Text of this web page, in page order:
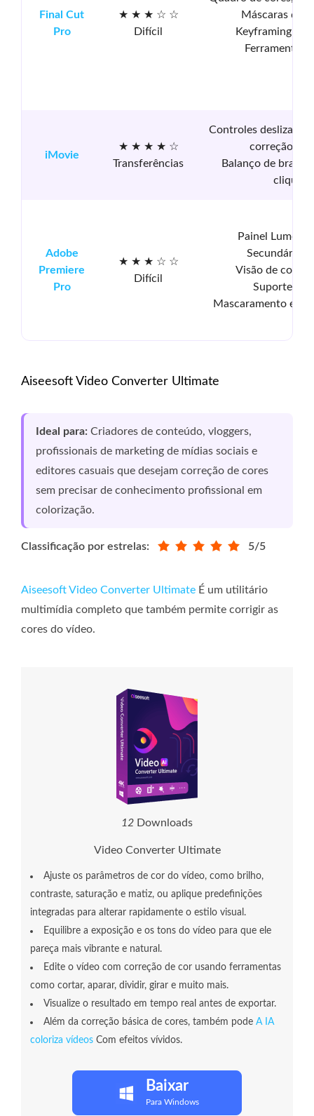
Final Cut
Pro
★ ★ ★ ☆ ☆
Difícil
Máscaras de
Keyframing
Ferramentas
iMovie
★ ★ ★ ★ ☆
Transferências
Controles
correção de
Balanço de
clique
Adobe
Premiere
Pro
★ ★ ★ ☆ ☆
Difícil
Painel Lumetri
Secundários
Visão de
Suporte a
Mascaramento e
Aiseesoft Video Converter Ultimate
Ideal para: Criadores de conteúdo, vloggers,
profissionais de marketing de mídias sociais e
editores casuais que desejam correção de cores
sem precisar de conhecimento profissional em
colorização.
Classificação por estrelas: 5/5
Aiseesoft Video Converter Ultimate É um utilitário
multimídia completo que também permite corrigir as
cores do vídeo.
17 Downloads
Video Converter Ultimate
Ajuste os parâmetros de cor do vídeo, como brilho,
contraste, saturação e matiz, ou aplique predefinições
integradas para alterar rapidamente o estilo visual.
Equilibre a exposição e os tons do vídeo para que ele
pareça mais vibrante e natural.
Edite o vídeo com correção de cor usando ferramentas
como cortar, aparar, dividir, girar e muito mais.
Visualize o resultado em tempo real antes de exportar.
Além da correção básica de cores, também pode A IA
coloriza vídeos Com efeitos vívidos.
Baixar
Para Windows